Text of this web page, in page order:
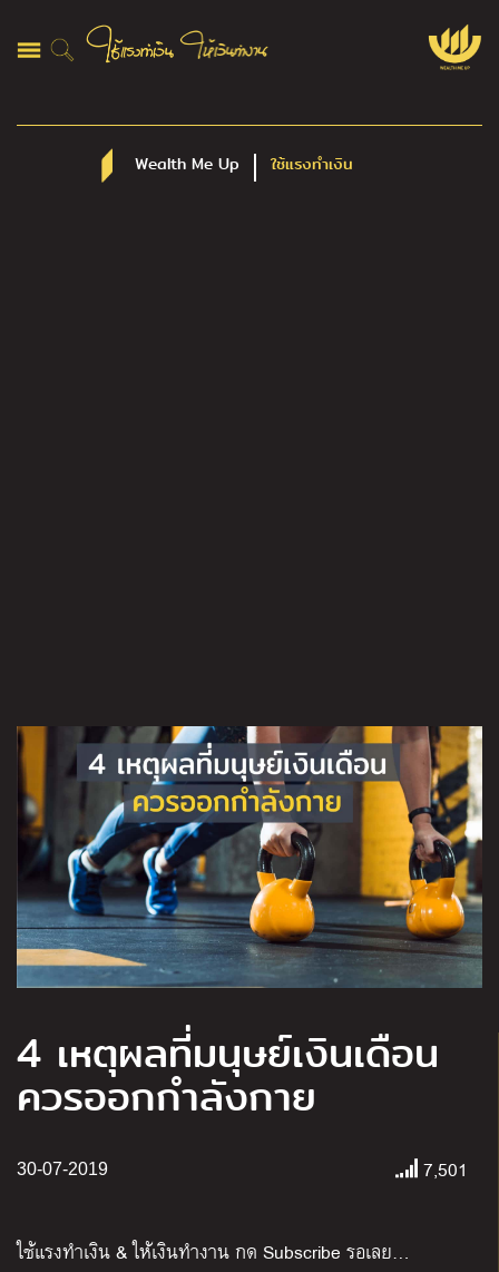
Wealth Me Up ใช้แรงทำเงิน
4 เหตุผลที่มนุษย์เงินเดือน
ควรออกกำลังกาย
30-07-2019 7,501
ใช้แรงทำเงิน & ให้เงินทำงาน กด Subscribe รอเลย…